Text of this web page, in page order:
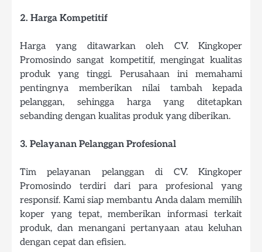
2. Harga Kompetitif
Harga yang ditawarkan oleh CV. Kingkoper
Promosindo sangat kompetitif, mengingat kualitas
produk yang tinggi. Perusahaan ini memahami
pentingnya memberikan nilai tambah kepada
pelanggan, sehingga harga yang ditetapkan
sebanding dengan kualitas produk yang diberikan.
3. Pelayanan Pelanggan Profesional
Tim pelayanan pelanggan di CV. Kingkoper
Promosindo terdiri dari para profesional yang
responsif. Kami siap membantu Anda dalam memilih
koper yang tepat, memberikan informasi terkait
produk, dan menangani pertanyaan atau keluhan
dengan cepat dan efisien.